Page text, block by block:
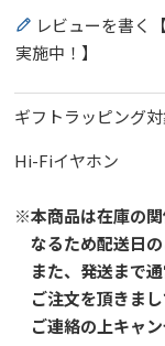
レビューを書く
実施中！】
ギフトラッピング
Hi-Fiイヤホン
※本商品は在庫の
なるため配送日の
また、発送まで通
ご注文を頂きま
ご連絡の上キャン